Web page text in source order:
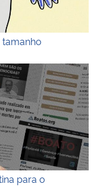
de várias
para o